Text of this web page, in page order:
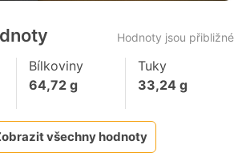
Hodnoty jsou přibližné
Bílkoviny
64,72g
Tuky
33,24 g
všechny hodnoty